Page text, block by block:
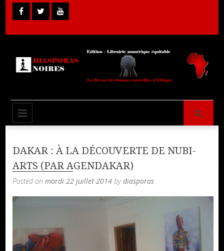
Skip
to
Diasporas
DAKAR : À LA DÉCOUVERTE DE NUBI-
ARTS (PAR AGENDAKAR)
Posted onmardi 22 juillet 2014 bydiasporas